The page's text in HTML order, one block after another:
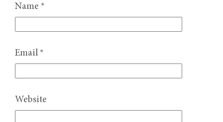
Name *
Email *
Website